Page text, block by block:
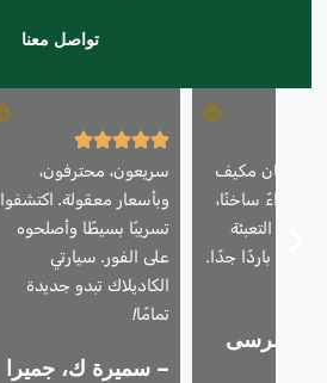
تواصل معنا
كان مكيف
هواءً ساخنًا،
إعادة التعبئة
أصبح باردًا جدًا.
أ.، مرسى
سريعون، محترفون،
وبأسعار معقولة. اكتشفوا
تسريبًا بسيطًا وأصلحوه
على الفور. سيارتي
الكاديلاك تبدو جديدة
تمامًا!
– سميرة ك، جميرا